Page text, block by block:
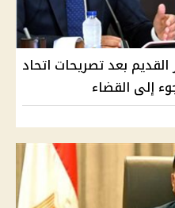
بعد تصريحات اتحاد
إلى القضاء